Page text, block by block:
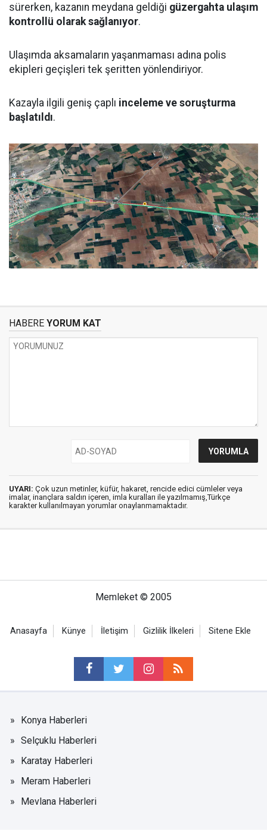
sürerken, kazanın meydana geldiği güzergahta ulaşım
kontrollü olarak sağlanıyor.
Ulaşımda aksamaların yaşanmaması adına polis
ekipleri geçişleri tek şeritten yönlendiriyor.
Kazayla ilgili geniş çaplı inceleme ve soruşturma
başlatıldı.
HABERE YORUM KAT
UYARI: Çok uzun metinler, küfür, hakaret, rencide edici cümleler veya
imalar, inançlara saldırı içeren, imla kuralları ile yazılmamış,Türkçe
karakter kullanılmayan yorumlar onaylanmamaktadır.
Memleket © 2005
Anasayfa Künye İletişim Gizlilik İlkeleri Sitene Ekle
Konya Haberleri
Selçuklu Haberleri
Karatay Haberleri
Meram Haberleri
Mevlana Haberleri